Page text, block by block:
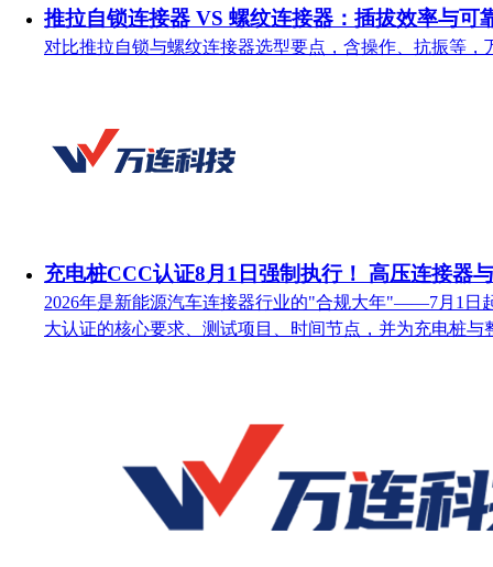
推拉自锁连接器 VS 螺纹连接器：插拔效率与可
对比推拉自锁与螺纹连接器选型要点，含操作、抗振等，
充电桩CCC认证8月1日强制执行！ 高压连接器
2026年是新能源汽车连接器行业的"合规大年"——7月1日
大认证的核心要求、测试项目、时间节点，并为充电桩